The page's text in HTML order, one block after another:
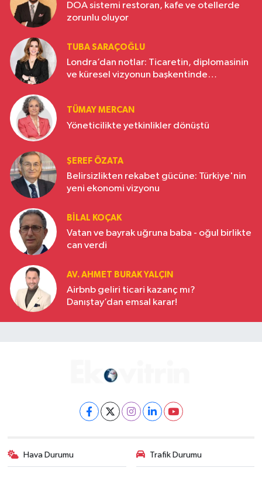
DOA sistemi restoran, kafe ve otellerde
zorunlu oluyor
TUBA SARAÇOĞLU
Londra’dan notlar: Ticaretin, diplomasinin
ve küresel vizyonun başkentinde
TÜMAY MERCAN
Yöneticilikte yetkinlikler dönüştü
ŞEREF ÖZATA
Belirsizlikten rekabet gücüne: Türkiye'nin
yeni ekonomi vizyonu
BILAL KOÇAK
Vatan ve bayrak uğruna baba - oğul birlikte
can verdi
AV. AHMET BURAK YALÇIN
Airbnb geliri ticari kazanç mı?
Danıştay’dan emsal karar!
Hava Durumu Trafik Durumu